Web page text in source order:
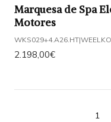
Marquesa de Spa
Motores
WKS029+4.A26.HT|WEELKO
2.198,00€
1